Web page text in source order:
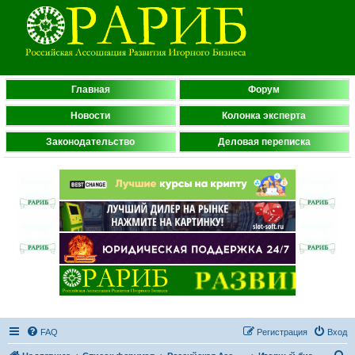
Главная Форум
Новости Колонка эксперта
Законодательство Деловая переписка
FAQ Вход
Регистрация